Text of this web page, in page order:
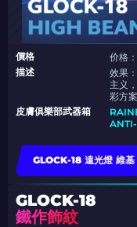
價格
价格
描述
效果
主义
彩方
皮膚俱樂部武器箱
GLOCK-18 遠光燈 維基
GLOCK-18
鐵作飾紋